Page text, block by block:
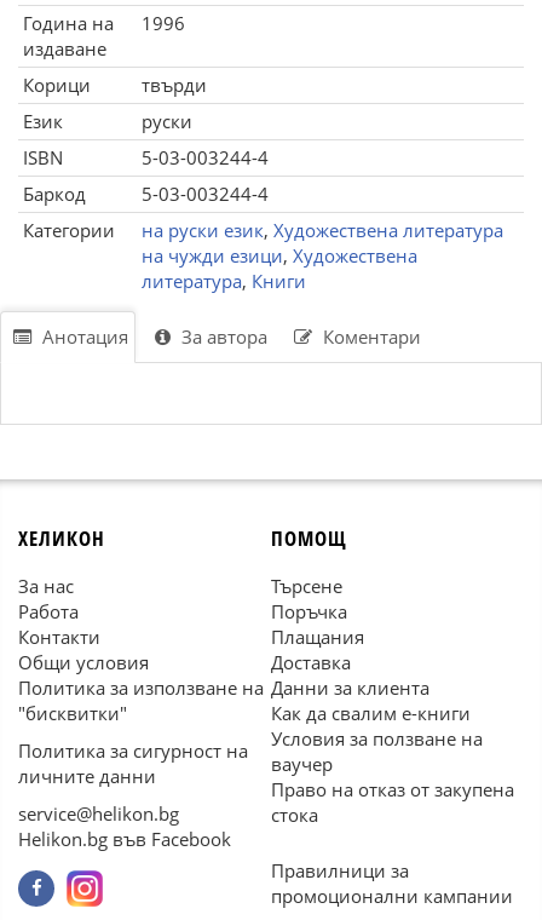
Година на
издаване
1996
Корици
твърди
Език
руски
ISBN
5-03-003244-4
Баркод
5-03-003244-4
Категории
на руски език, Художествена литература
на чужди езици, Художествена
литература, Книги
Анотация За автора Коментари
ХЕЛИКОН
За нас
Работа
Контакти
Общи условия
Политика за използване на
"бисквитки"
Политика за сигурност на
личните данни
service@helikon.bg
Helikon.bg във Facebook
ПОМОЩ
Търсене
Поръчка
Плащания
Доставка
Данни за клиента
Как да свалим е-книги
Условия за ползване на
ваучер
Право на отказ от закупена
стока
Правилници за
промоционални кампании